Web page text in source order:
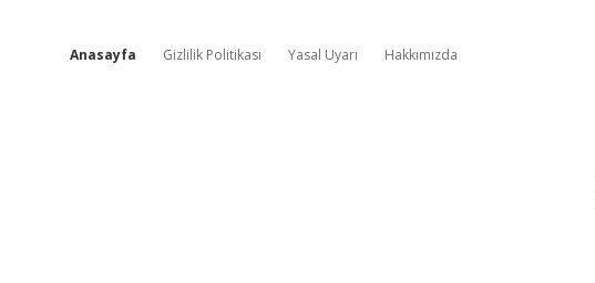
Anasayfa Gizlilik Politikası Yasal Uyarı Hakkımızda